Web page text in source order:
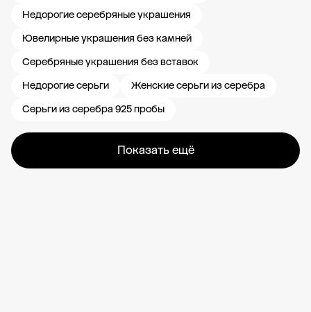
Недорогие серебряные украшения
Ювелирные украшения без камней
Серебряные украшения без вставок
Недорогие серьги
Женские серьги из серебра
Серьги из серебра 925 пробы
Показать ещё